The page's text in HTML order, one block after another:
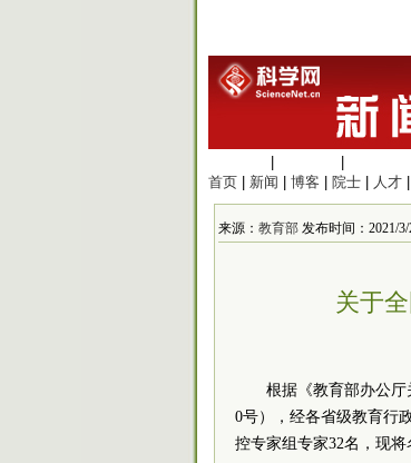
首页
新闻 博客 院士 人才
来源： 教育部 发布时间：2021/3/
关于
根据《教育部办公
0号），经各省级教育行
控专家组专家32名，现将